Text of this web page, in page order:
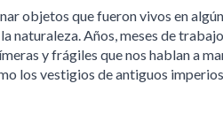
objetos que fueron vivos en
naturaleza. Años, meses de
y frágiles que nos hablan a
los vestigios de antiguos